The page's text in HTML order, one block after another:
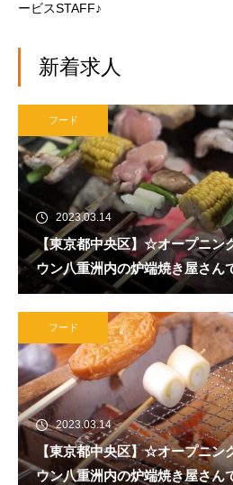
ービスSTAFF♪
新着求人
フード
2023.03.14
【東京都中央区】☆オープニン
ウン八重洲内の炉端焼き屋さん
フード
2023.03.14
【東京都中央区】☆オープニ
ウン八重洲内の炉端焼き屋さん